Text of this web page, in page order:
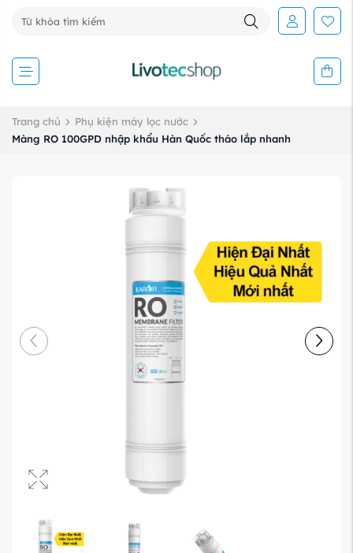
Trang chủ
Phụ kiện máy lọc nước
Màng RO 100GPD nhập khẩu Hàn Quốc tháo lắp nhanh